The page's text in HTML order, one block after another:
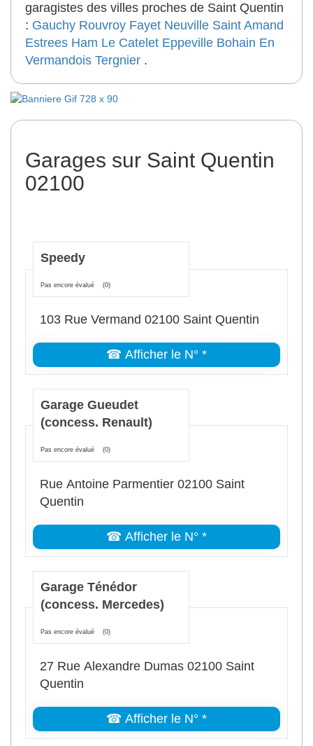
garagistes des villes proches de Saint Quentin
: Gauchy Rouvroy Fayet Neuville Saint Amand
Estrees Ham Le Catelet Eppeville Bohain En
Vermandois Tergnier .
Garages sur Saint Quentin
02100
Speedy
Pas encore évalué (0)
103 Rue Vermand 02100 Saint Quentin
☎ Afficher le N° *
Garage Gueudet
(concess. Renault)
Pas encore évalué (0)
Rue Antoine Parmentier 02100 Saint
Quentin
☎ Afficher le N° *
Garage Ténédor
(concess. Mercedes)
Pas encore évalué (0)
27 Rue Alexandre Dumas 02100 Saint
Quentin
☎ Afficher le N° *